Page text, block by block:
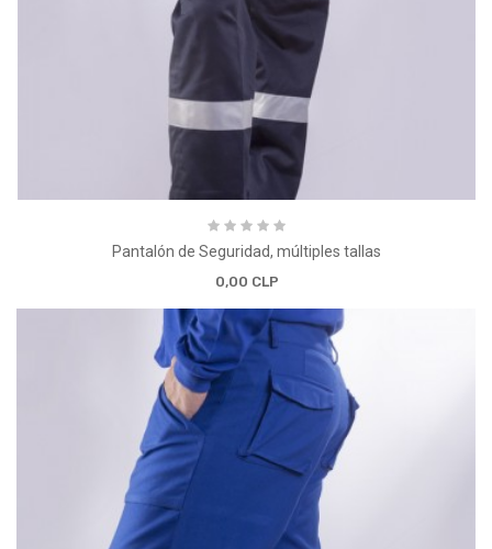
Pantalón de Seguridad, múltiples tallas
0,00 CLP